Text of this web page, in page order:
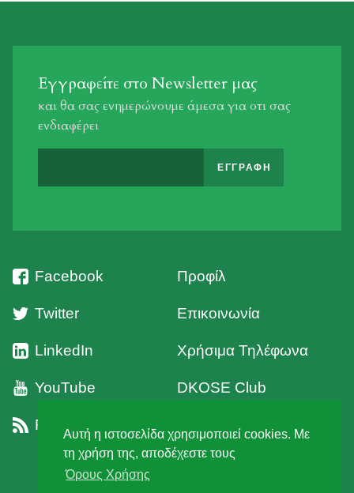
Αυτή η ιστοσελίδα χρησιμοποιεί cookies. Με
τη χρήση της, αποδέχεστε τους
Όρους Χρήσης
Εγγραφείτε στο Newsletter μας
και θα σας ενημερώνουμε άμεσα για οτι σας
ενδιαφέρει
Facebook
Twitter
LinkedIn
YouTube
RSS
Προφίλ
Επικοινωνία
Χρήσιμα Τηλέφωνα
DKOSE Club
Όροι Χρήσης